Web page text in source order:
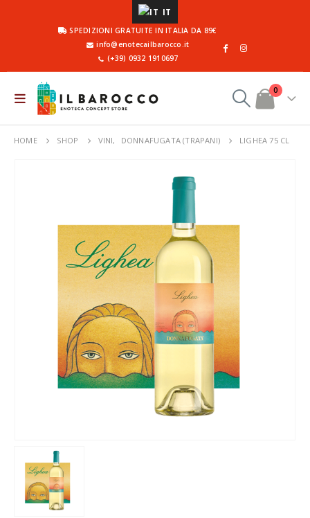
IT
SPEDIZIONI GRATUITE IN ITALIA DA 89€
info@enotecailbarocco.it
(+39) 0932 1910697
0
HOME SHOP VINI, DONNAFUGATA (TRAPANI) LIGHEA 75 CL